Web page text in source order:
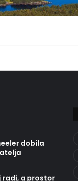
dobila
radi, a prostor